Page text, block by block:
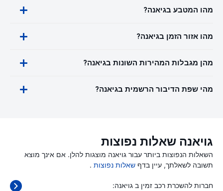
מהו המטבע בגיאנה?
מהו אזור הזמן בגיאנה?
מהן מגבלות המהירות השונות בגיאנה?
מהי שפת הדיבור הרשמית בגיאנה?
גויאנה שאלות נפוצות
השאלות הנפוצות ביותר עבור גויאנה מוצגות להלן. אם אינך מוצא
תשובה לשאלתך, עיין בדף שאלות נפוצות .
חברות להשכרת רכב זמין ב גויאנה: